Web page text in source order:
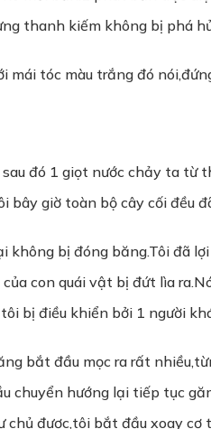
thanh kiếm không bị phá
mái tóc màu trắng đó
đó 1 giọt nước chảy ta từ
bây giờ toàn bộ cây cối đều
không bị đóng băng.Tôi đã
con quái vật bị đứt lìa
bị điều khiển bởi 1 người
bắt đầu mọc ra rất
chuyển hướng lại tiếp tục
được,tôi bắt đầu xoay